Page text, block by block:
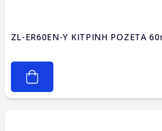
ZL-ER60EN-Y ΚΙΤΡΙΝΗ ΡΟΖΕΤΑ